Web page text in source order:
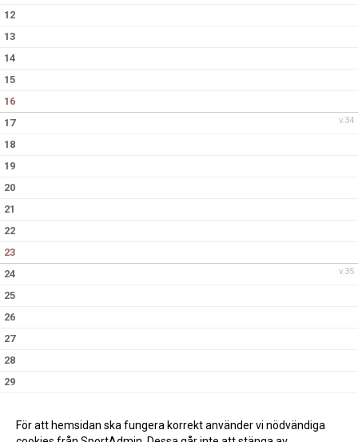
12
13
14
15
16
v.34
17
18
19
20
21
22
23
v.35
24
25
26
27
28
29
För att hemsidan ska fungera korrekt använder vi nödvändiga